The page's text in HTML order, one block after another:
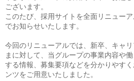
幼稚園・学校法人経営者の方
保育園経営者の方
介護事業者の方
介護専門チームからのお知らせ
ございます。
このたび、採用サイトを全面リニュー
でお知らせいたします。
今回のリニューアルでは、新卒、キャ
まに対して、当グループの事業内容や
する情報、募集要項などを分かりやす
ンツをご用意いたしました。